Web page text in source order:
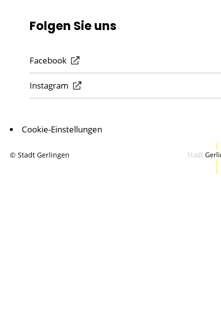
Folgen Sie uns
Facebook
Instagram
Cookie-Einstellungen
© Stadt Gerlingen